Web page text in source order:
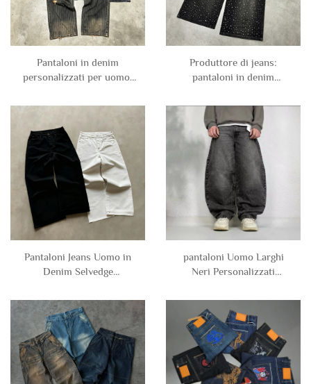
Pantaloni in denim
personalizzati per uomo:
con righe, effetto vissuto,
e a gamba larga
Produttore di jeans:
pantaloni in denim
lavaggio vintage, oversize,
diamanti e strass, a gamba
larga, larghi e comodi per
uomo
Pantaloni Jeans Uomo in
Denim Selvedge
Bianco Puro, Tinta Unita,
Gamba Dritta Larga,
Personalizzati da
Produttore
pantaloni Uomo Larghi
Neri Personalizzati
Denim Oversize a Gamba
Larga e Molli per Uomo